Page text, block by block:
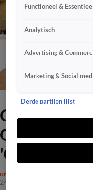
Ongewenst
Gerard
BN'ERS
24 nov 2025, 15:46
Functioneel & Essentieel
Analytisch
Advertising &
Marketing & Social
Derde partijen lijst